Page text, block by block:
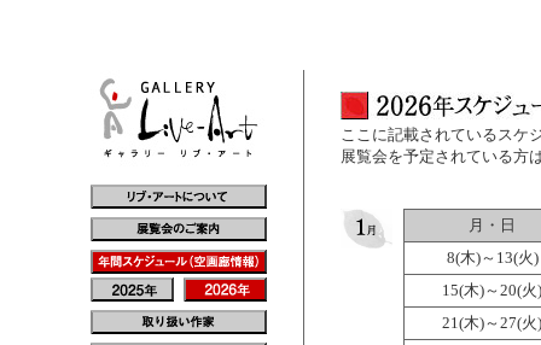
ここに記載されているスケ
展覧会を予定されている方
月・日
8(木)～13(火)
15(木)～20(火)
21(木)～27(火)